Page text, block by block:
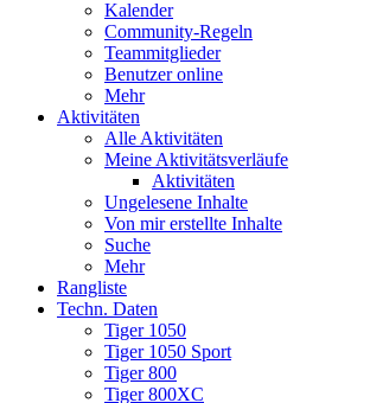
Kalender
Community-Regeln
Teammitglieder
Benutzer online
Mehr
Aktivitäten
Alle Aktivitäten
Meine Aktivitätsverläufe
Aktivitäten
Ungelesene Inhalte
Von mir erstellte Inhalte
Suche
Mehr
Rangliste
Techn. Daten
Tiger 1050
Tiger 1050 Sport
Tiger 800
Tiger 800XC